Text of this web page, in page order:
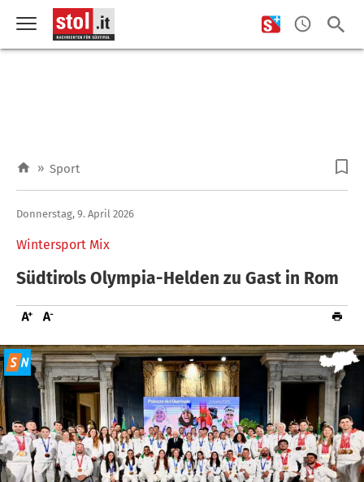
» Sport
Wintersport Mix
Donnerstag, 9. April 2026
Südtirols Olympia-Helden zu Gast in Rom